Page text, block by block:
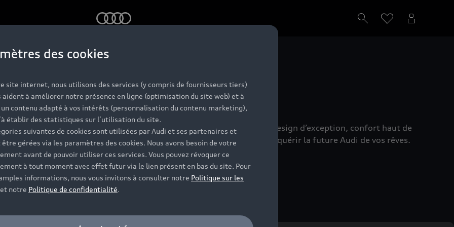
des cookies
site internet, nous utilisons des services (y compris de fournisseurs tiers)
aident à améliorer notre présence en ligne (optimisation du site web) et à
contenu adapté à vos intérêts (personnalisation du contenu marketing),
établir des statistiques sur l’utilisation du site.
suivantes de cookies sont utilisées par Audi et ses partenaires et
être gérées via les paramètres des cookies. Nous avons besoin de votre
avant de pouvoir utiliser ces services. Vous pouvez révoquer ce
à tout moment avec effet futur via le lien présent en bas du site. Pour
informations, nous vous invitons à consulter notre Politique sur les
et notre Politique de confidentialité.
Audi neuves
neufs Audi disposent de finitions et d’équipements réunissant design d’exception, confort haut de
vous accompagnent tout au long de votre projet et vous aide à acquérir la future Audi de vos rêves.